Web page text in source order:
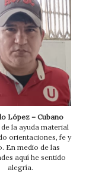
López – Cubano
la ayuda material
orientaciones, fe y
En medio de las
aquí he sentido
alegría.